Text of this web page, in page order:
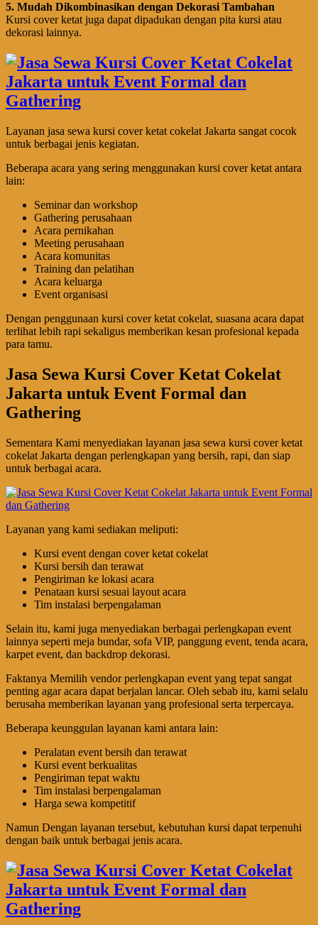
5. Mudah Dikombinasikan dengan Dekorasi Tambahan
Kursi cover ketat juga dapat dipadukan dengan pita kursi atau
dekorasi lainnya.
Layanan jasa sewa kursi cover ketat cokelat Jakarta sangat cocok
untuk berbagai jenis kegiatan.
Beberapa acara yang sering menggunakan kursi cover ketat antara
lain:
Seminar dan workshop
Gathering perusahaan
Acara pernikahan
Meeting perusahaan
Acara komunitas
Training dan pelatihan
Acara keluarga
Event organisasi
Dengan penggunaan kursi cover ketat cokelat, suasana acara dapat
terlihat lebih rapi sekaligus memberikan kesan profesional kepada
para tamu.
Jasa Sewa Kursi Cover Ketat Cokelat
Jakarta untuk Event Formal dan
Gathering
Sementara Kami menyediakan layanan jasa sewa kursi cover ketat
cokelat Jakarta dengan perlengkapan yang bersih, rapi, dan siap
untuk berbagai acara.
Layanan yang kami sediakan meliputi:
Kursi event dengan cover ketat cokelat
Kursi bersih dan terawat
Pengiriman ke lokasi acara
Penataan kursi sesuai layout acara
Tim instalasi berpengalaman
Selain itu, kami juga menyediakan berbagai perlengkapan event
lainnya seperti meja bundar, sofa VIP, panggung event, tenda acara,
karpet event, dan backdrop dekorasi.
Faktanya Memilih vendor perlengkapan event yang tepat sangat
penting agar acara dapat berjalan lancar. Oleh sebab itu, kami selalu
berusaha memberikan layanan yang profesional serta terpercaya.
Beberapa keunggulan layanan kami antara lain:
Peralatan event bersih dan terawat
Kursi event berkualitas
Pengiriman tepat waktu
Tim instalasi berpengalaman
Harga sewa kompetitif
Namun Dengan layanan tersebut, kebutuhan kursi dapat terpenuhi
dengan baik untuk berbagai jenis acara.